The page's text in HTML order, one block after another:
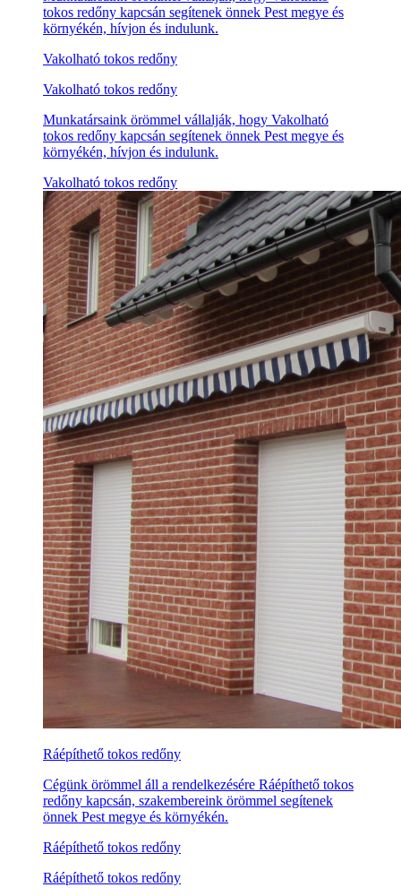
tokos redőny kapcsán segítenek önnek Pest megye és
környékén, hívjon és indulunk.
Vakolható tokos redőny
Vakolható tokos redőny
Munkatársaink örömmel vállalják, hogy Vakolható
tokos redőny kapcsán segítenek önnek Pest megye és
környékén, hívjon és indulunk.
Vakolható tokos redőny
Ráépíthető tokos redőny
Cégünk örömmel áll a rendelkezésére Ráépíthető tokos
redőny kapcsán, szakembereink örömmel segítenek
önnek Pest megye és környékén.
Ráépíthető tokos redőny
Ráépíthető tokos redőny